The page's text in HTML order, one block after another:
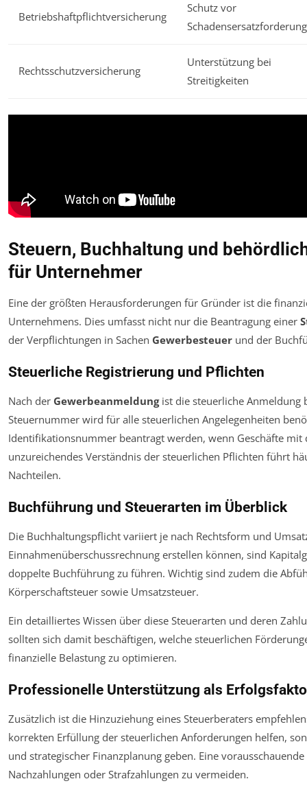
Betriebshaftpflichtversicherung
Schutz vor
Rechtsschutzversicherung
Unterstützung bei
Streitigkeiten
Steuern, Buchhaltung und
für Unternehmer
Eine der größten Herausforderungen für Gründer ist die
Unternehmens. Dies umfasst nicht nur die Beantragung einer
der Verpflichtungen in Sachen Gewerbesteuer und der
Steuerliche Registrierung und Pflichten
Nach der Gewerbeanmeldungist die steuerliche Anmeldung
Steuernummer wird für alle steuerlichen Angelegenheiten
Identifikationsnummer beantragt werden, wenn Geschäfte mit
unzureichendes Verständnis der steuerlichen Pflichten führt
Nachteilen.
Buchführung und Steuerarten im Überblick
Die Buchhaltungspflicht variiert je nach Rechtsform und
Einnahmenüberschussrechnung erstellen können, sind
doppelte Buchführung zu führen. Wichtig sind zudem die
Körperschaftsteuer sowie Umsatzsteuer.
Ein detailliertes Wissen über diese Steuerarten und deren
sollten sich damit beschäftigen, welche steuerlichen
finanzielle Belastung zu optimieren.
Professionelle Unterstützung als
Zusätzlich ist die Hinzuziehung eines Steuerberaters
korrekten Erfüllung der steuerlichen Anforderungen helfen,
und strategischer Finanzplanung geben. Eine
Nachzahlungen oder Strafzahlungen zu vermeiden.